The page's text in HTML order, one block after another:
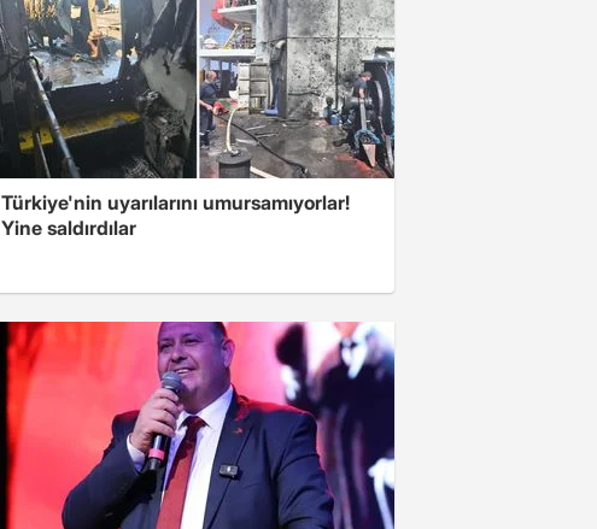
Türkiye'nin uyarılarını umursamıyorlar!
Yine saldırdılar